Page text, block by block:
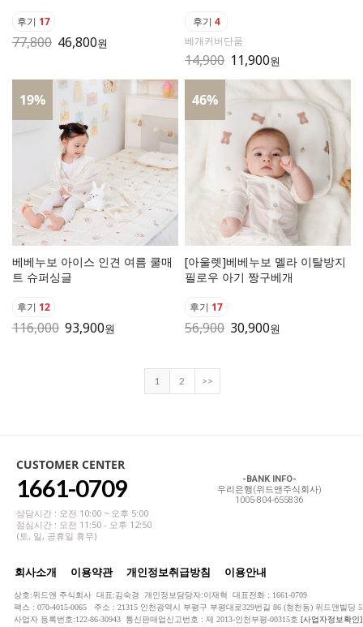
후기 17
77,800 46,800원
후기 4
베개커버단품
14,900 11,900원
19%
베베누보 아이스 인견 여름 쿨매
트 슈퍼싱글
후기 12
116,000 93,900원
46%
[아울렛]베베누보 멜라 이탈방지
필로우 아기 짱구베개
후기 17
56,900 30,900원
1 2 >>
CUSTOMER CENTER
1661-0709
상담시간 : 오전 10:00 ~ 오후 5:00
점심시간 : 오전 11:50 - 오후 12:50
(토, 일, 공휴일 휴무)
-BANK INFO-
우리은행(위드앤주식회사)
1005-804-655836
회사소개 이용약관 개인정보취급방침 이용안내
상호:위드앤 주식회사 대표:김숙경 개인정보담당자:이재혁 대표전화 : 1661-0709
팩스 : 070-4015-0065 주소 : 21315 인천광역시 부평구 부평대로329번길 86 (청천동) 위드앤빌딩
사업자 등록번호:122-86-30943 통신판매업신고번호 : 제 2013-인천부평-00315호 [사업자정보확인]